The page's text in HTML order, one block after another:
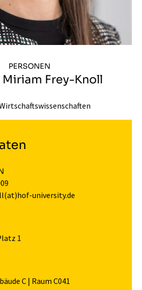
PERSONEN
Miriam Frey-Knoll
university.de
1
C | Raum C041